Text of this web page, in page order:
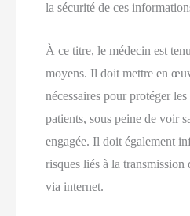
la sécurité de ces
À ce titre, le médecin est
moyens. Il doit mettre en
nécessaires pour protéger les
patients, sous peine de voir
engagée. Il doit également
risques liés à la transmission
via internet.